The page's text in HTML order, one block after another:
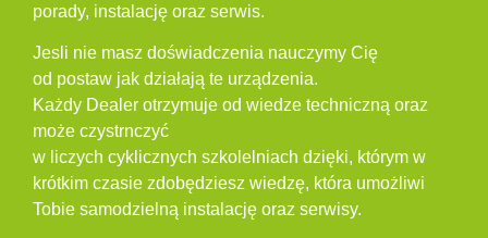
porady, instalację oraz serwis.
Jesli nie masz doświadczenia nauczymy Cię
od postaw jak działają te urządzenia.
Każdy Dealer otrzymuje od wiedze techniczną oraz
może czystrnczyć
w liczych cyklicznych szkolelniach dzięki, którym w
krótkim czasie zdobędziesz wiedzę, która umożliwi
Tobie samodzielną instalację oraz serwisy.